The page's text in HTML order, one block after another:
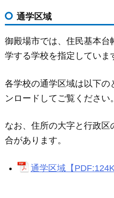
c
e
b
o
k
ail ss
e
n
er
e
通学区域
御殿場市では、住民基本台
学する学校を指定していま
各学校の通学区域は以下の
ンロードしてご覧ください。
なお、住所の大字と行政
合があります。
通学区域【